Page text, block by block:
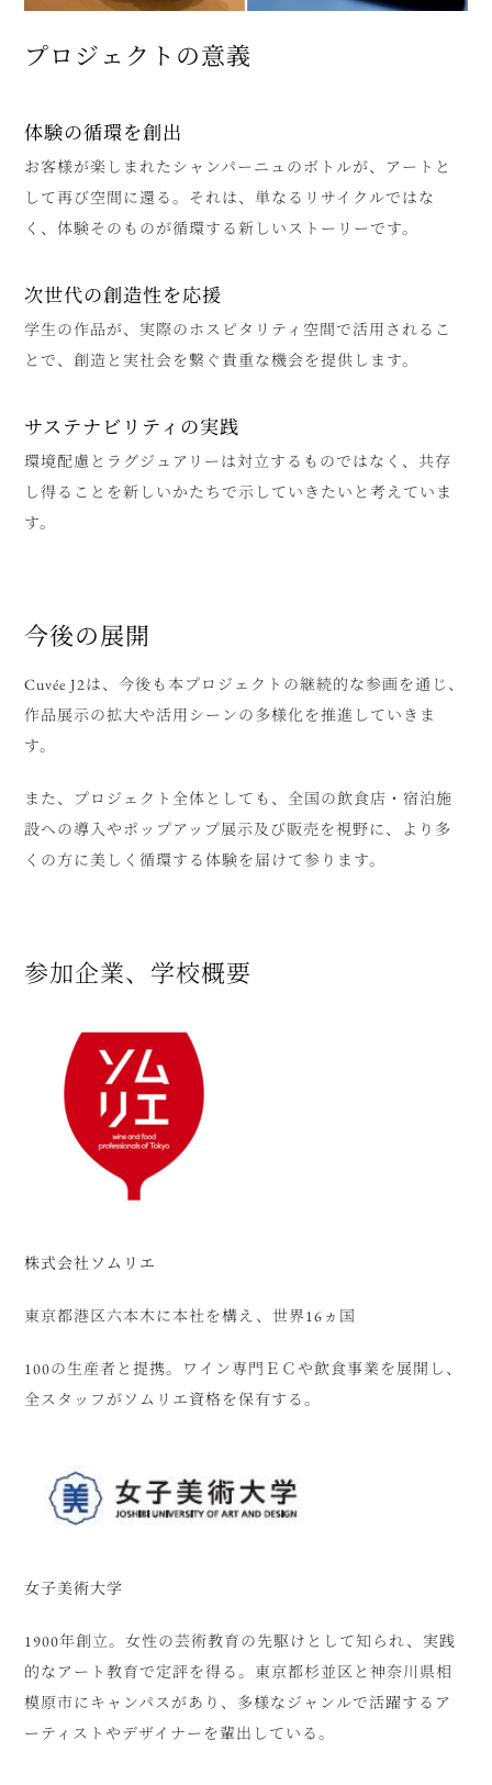
プロジェクトの意義
体験の循環を創出
お客様が楽しまれたシャンパーニュのボトルが、アートと
して再び空間に還る。それは、単なるリサイクルではな
く、体験そのものが循環する新しいストーリーです。
次世代の創造性を応援
学生の作品が、実際のホスピタリティ空間で活用されるこ
とで、創造と実社会を繋ぐ貴重な機会を提供します。
サステナビリティの実践
環境配慮とラグジュアリーは対立するものではなく、共存
し得ることを新しいかたちで示していきたいと考えていま
す。
今後の展開
Cuvée J2は、今後も本プロジェクトの継続的な参画を通じ、
作品展示の拡大や活用シーンの多様化を推進していきま
す。
また、プロジェクト全体としても、全国の飲食店・宿泊施
設への導入やポップアップ展示及び販売を視野に、より多
くの方に美しく循環する体験を届けて参ります。
参加企業、学校概要
株式会社ソムリエ
東京都港区六本木に本社を構え、世界16ヵ国
100の生産者と提携。ワイン専門ＥＣや飲食事業を展開し、
全スタッフがソムリエ資格を保有する。
女子美術大学
1900年創立。女性の芸術教育の先駆けとして知られ、実践
的なアート教育で定評を得る。東京都杉並区と神奈川県相
模原市にキャンパスがあり、多様なジャンルで活躍するア
ーティストやデザイナーを輩出している。